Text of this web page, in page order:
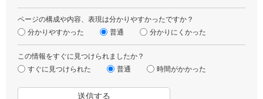
ページの構成や内容、表現は分かりやすかったですか？
分かりやすかった
普通 分かりにくかった
この情報をすぐに見つけられましたか？
すぐに見つけられた
普通 時間がかかった